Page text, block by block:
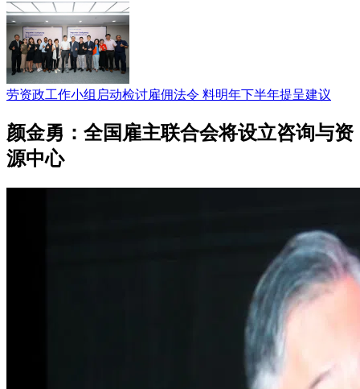
劳资政工作小组启动检讨雇佣法令 料明年下半年提呈建议
颜金勇：全国雇主联合会将设立咨询与资
源中心